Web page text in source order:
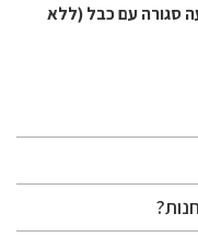
סגורה עם כבל (ללא